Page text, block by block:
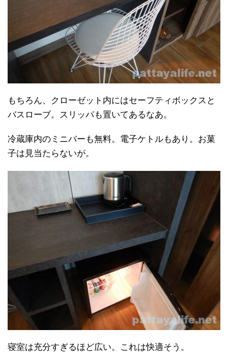
もちろん、クローゼット内にはセーフティボックスと
バスローブ。スリッパも置いてあるなあ。
冷蔵庫内のミニバーも無料。電子ケトルもあり。お菓
子は見当たらないが。
寝室は充分すぎるほど広い。これは快適そう。